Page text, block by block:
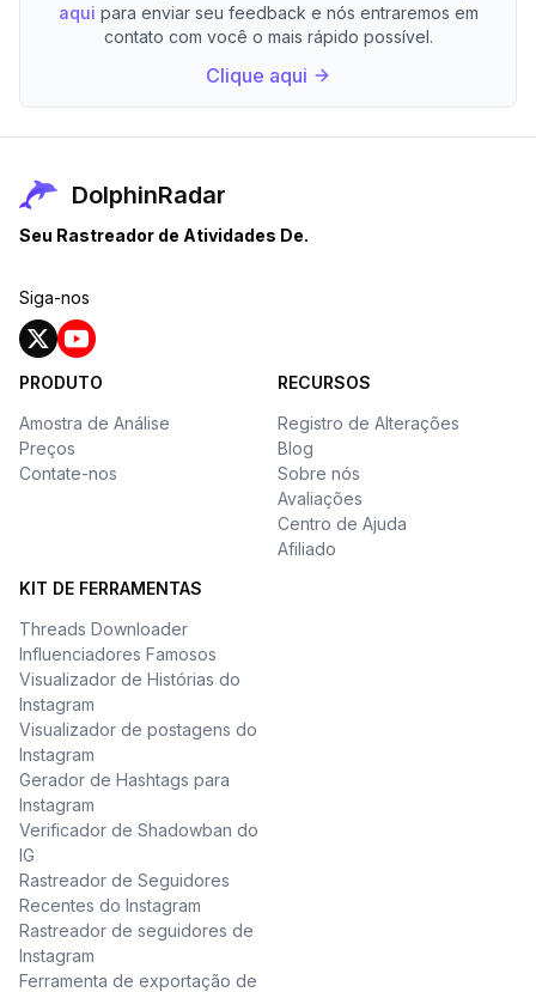
aqui para enviar seu feedback e nós entraremos em
contato com você o mais rápido possível.
Clique aqui
DolphinRadar
Seu Rastreador de Atividades De.
Siga-nos
PRODUTO
Amostra de Análise
Preços
Contate-nos
RECURSOS
Registro de Alterações
Blog
Sobre nós
Avaliações
Centro de Ajuda
Afiliado
KIT DE FERRAMENTAS
Threads Downloader
Influenciadores Famosos
Visualizador de Histórias do
Instagram
Visualizador de postagens do
Instagram
Gerador de Hashtags para
Instagram
Verificador de Shadowban do
IG
Rastreador de Seguidores
Recentes do Instagram
Rastreador de seguidores de
Instagram
Ferramenta de exportação de